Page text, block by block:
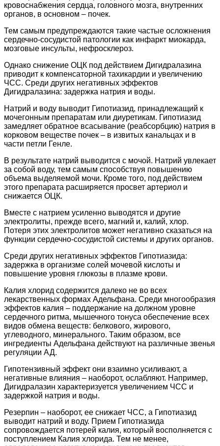
кровоснабжения сердца, головного мозга, внутренних
органов, в основном – почек.
Тем самым предупреждаются такие частые осложнения
сердечно-сосудистой патологии как инфаркт миокарда,
мозговые инсульты, нефросклероз.
Однако снижение ОЦК под действием Дигидралазина
приводит к компенсаторной тахикардии и увеличению
ЧСС. Среди других негативных эффектов
Дигидралазина: задержка натрия и воды.
Натрий и воду выводит Гипотиазид, принадлежащий к
мочегонным препаратам или диуретикам. Гипотиазид
замедляет обратное всасывание (реабсорбцию) натрия в
корковом веществе почек – в извитых канальцах и в
части петли Генле.
В результате натрий выводится с мочой. Натрий увлекает
за собой воду, тем самым способствуя повышению
объема выделяемой мочи. Кроме того, под действием
этого препарата расширяется просвет артериол и
снижается ОЦК.
Вместе с натрием усиленно выводятся и другие
электролиты, прежде всего, магний и, калий, хлор.
Потеря этих электролитов может негативно сказаться на
функции сердечно-сосудистой системы и других органов.
Среди других негативных эффектов Гипотиазида:
задержка в организме солей мочевой кислоты и
повышение уровня глюкозы в плазме крови.
Калия хлорид содержится далеко не во всех
лекарственных формах Адельфана. Среди многообразия
эффектов калия – поддержание на должном уровне
сердечного ритма, мышечного тонуса обеспечение всех
видов обмена веществ: белкового, жирового,
углеводного, минерального. Таким образом, все
ингредиенты Адельфана действуют на различные звенья
регуляции АД.
Гипотензивный эффект они взаимно усиливают, а
негативные влияния – наоборот, ослабляют. Например,
Дигидралазин характеризуется увеличением ЧСС и
задержкой натрия и воды.
Резерпин – наоборот, ее снижает ЧСС, а Гипотиазид
выводит натрий и воду. Прием Гипотиазида
сопровождается потерей калия, который восполняется с
поступлением Калия хлорида. Тем не менее,